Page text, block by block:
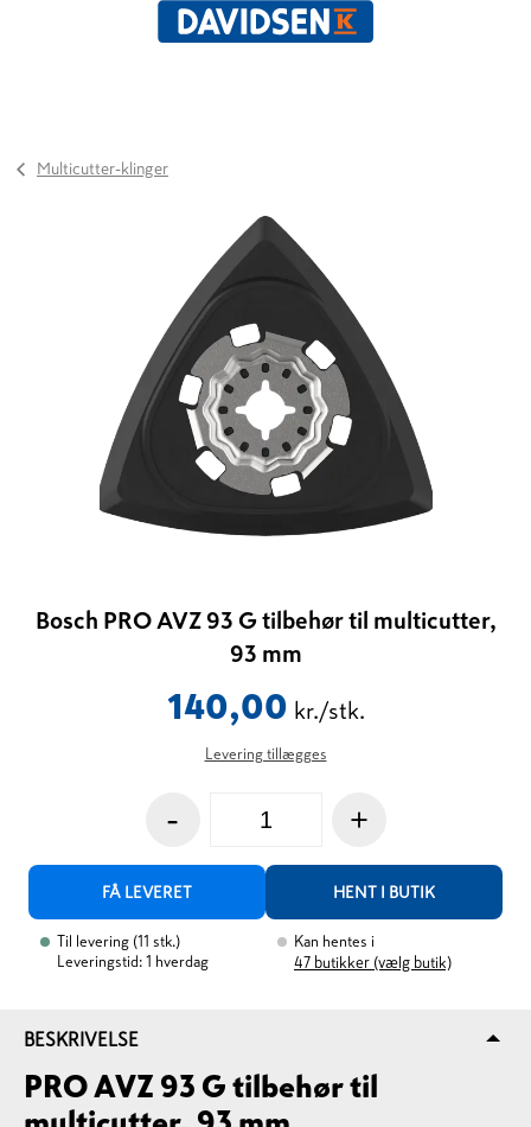
Multicutter-klinger
Bosch PRO AVZ 93 G tilbehør til multicutter,
93 mm
140,00 kr./stk.
Levering tillægges
- +
FÅ LEVERET HENT I BUTIK
Til levering (11 stk.)
Leveringstid: 1 hverdag
Kan hentes i
47 butikker (vælg butik)
BESKRIVELSE
PRO AVZ 93 G tilbehør til